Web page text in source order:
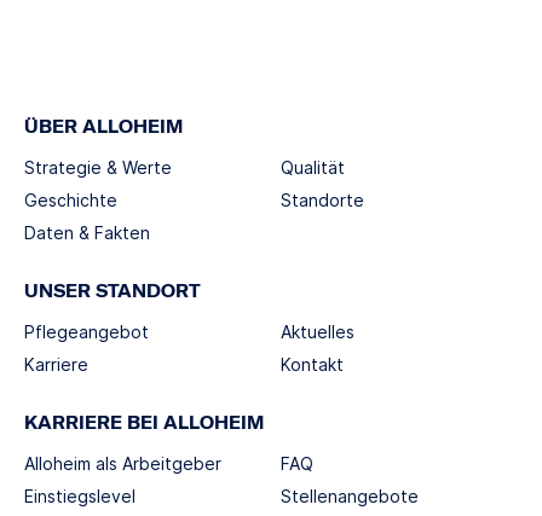
ÜBER ALLOHEIM
Strategie & Werte
Geschichte
Daten & Fakten
Qualität
Standorte
UNSER STANDORT
Pflegeangebot
Karriere
Aktuelles
Kontakt
KARRIERE BEI ALLOHEIM
Alloheim als Arbeitgeber
Einstiegslevel
FAQ
Stellenangebote